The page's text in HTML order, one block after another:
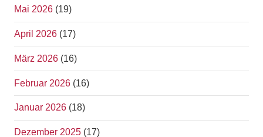
Mai 2026 (19)
April 2026 (17)
März 2026 (16)
Februar 2026 (16)
Januar 2026 (18)
Dezember 2025 (17)